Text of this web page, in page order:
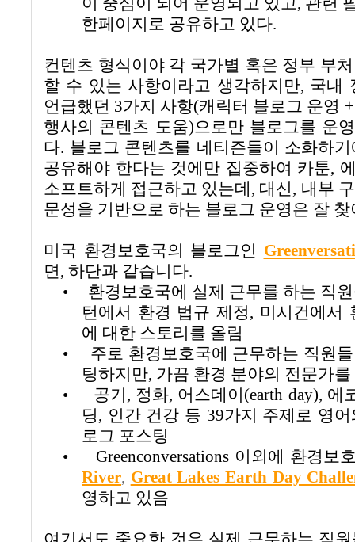
한페이지로 공유하고 있다.
컨텐츠 형식이야 각 국가별 혹은 정부 부
할 수 있는 사항이라고 생각하지만, 국내
언급했던 3가지 사항(캐릭터 블로그 운영
행사의 콘텐츠 도움)으로만블로그를 운
다. 블로그 콘텐츠를 네티즌들이 소화하
공유해야 한다는 것에만 집중하여 카툰,
소프트하게 접근하고 있는데 , 대신, 내부
문성을 기반으로 하는 블로그 운영은 잘
미국 환경보호국의 블로그인
면, 하단과 같습니다.
•
환경보호국에 실제 근무를 하는 직
턴에서 환경 법규 제정, 미시건에서
에 대한 스토리를 올림
•
주로 환경보호국에 근무하는 직원
팅하지만, 가끔 환경 분야의 전문가
•
공기 , 정화, 어스데이 (earth day), 에
딩, 인간 건강 등 39가지 주제로 영
로그 포스팅
•
Greenconversations 이외에 환경보
River, Great Lakes Earth Day
영하고 있음